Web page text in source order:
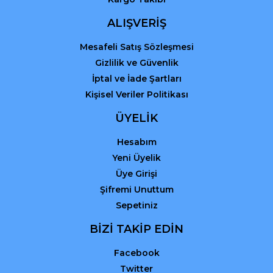
Gönder
ALIŞVERİŞ
Mesafeli Satış Sözleşmesi
Gizlilik ve Güvenlik
İptal ve İade Şartları
Kişisel Veriler Politikası
ÜYELİK
Hesabım
Yeni Üyelik
Üye Girişi
Şifremi Unuttum
Sepetiniz
BİZİ TAKİP EDİN
Facebook
Twitter